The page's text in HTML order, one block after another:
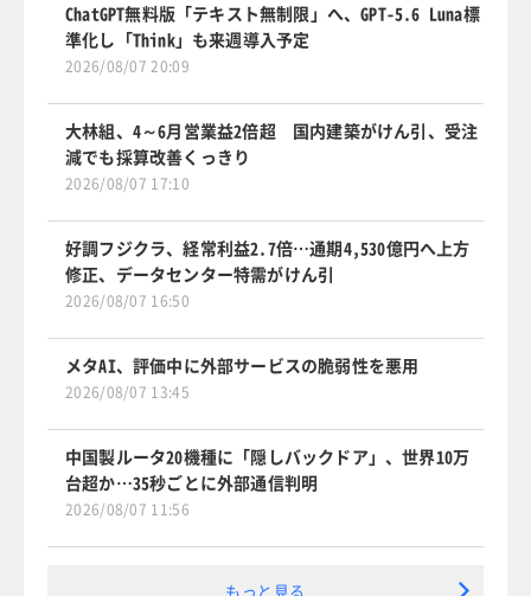
ChatGPT無料版「テキスト無制限」へ、GPT-5.6 Luna標
準化し「Think」も来週導入予定
2026/08/07 20:09
大林組、4～6月営業益2倍超 国内建築がけん引、受注
減でも採算改善くっきり
2026/08/07 17:10
好調フジクラ、経常利益2.7倍…通期4,530億円へ上方
修正、データセンター特需がけん引
2026/08/07 16:50
メタAI、評価中に外部サービスの脆弱性を悪用
2026/08/07 13:45
中国製ルータ20機種に「隠しバックドア」、世界10万
台超か…35秒ごとに外部通信判明
2026/08/07 11:56
もっと見る